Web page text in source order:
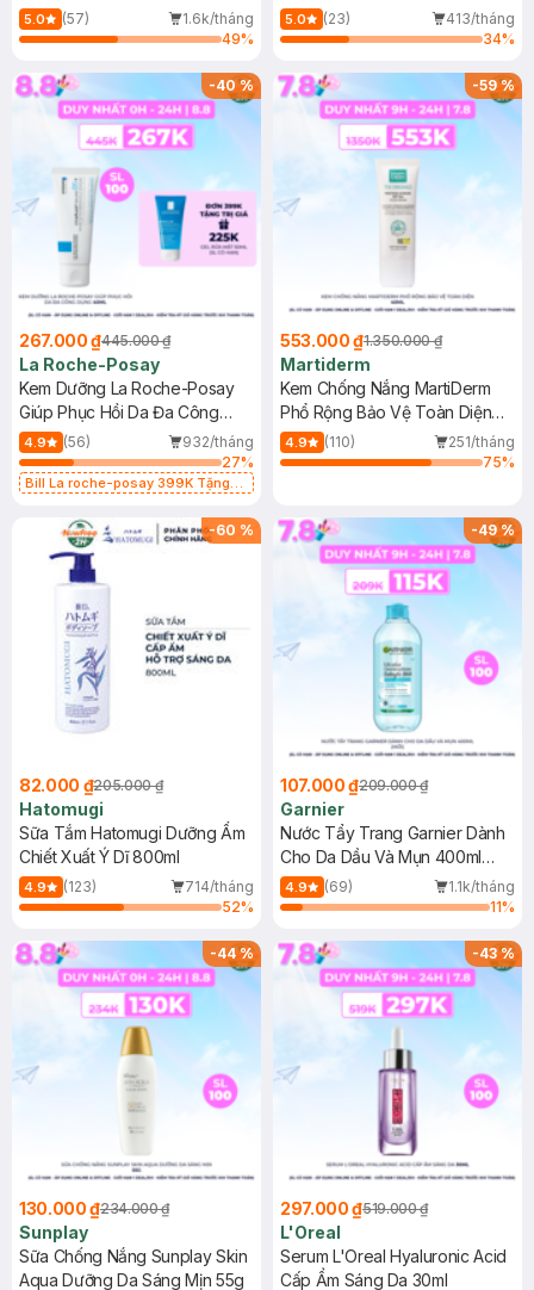
Dầu 500ml
5.0 (57)
1.6k/tháng
49%
(Mới)
5.0 (23)
413/tháng
34%
-40%
267.000 ₫445.000 ₫
La Roche-Posay
Kem Dưỡng La Roche-Posay
Giúp Phục Hồi Da Đa Công
Dụng 40ml
4.9 (56)
932/tháng
27%
Bill La roche-posay 399K Tặng
(SL có hạn)
-59%
553.000 ₫1.350.000 ₫
Martiderm
Kem Chống Nắng MartiDerm
Phổ Rộng Bảo Vệ Toàn Diện
40ml
4.9 (110)
251/tháng
75%
-60 %
82.000 ₫205.000 ₫
Hatomugi
Sữa Tắm Hatomugi Dưỡng Ẩm
Chiết Xuất Ý Dĩ 800ml
4.9 (123)
714/tháng
52%
-49%
107.000 ₫209.000 ₫
Garnier
Nước Tẩy Trang Garnier Dành
Cho Da Dầu Và Mụn 400ml
(Mới)
4.9 (69)
1.1k/tháng
11%
-44%
130.000 ₫234.000 ₫
Sunplay
Sữa Chống Nắng Sunplay Skin
Aqua Dưỡng Da Sáng Mịn 55g
-43%
297.000 ₫519.000 ₫
L'Oreal
Serum L'Oreal Hyaluronic Acid
Cấp Ẩm Sáng Da 30ml